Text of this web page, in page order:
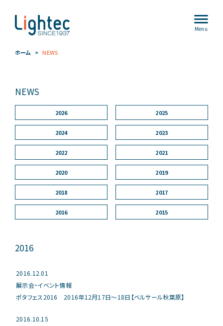
Menu
ホーム NEWS
NEWS
2026 2025
2024 2023
2022 2021
2020 2019
2018 2017
2016 2015
2016
2016.12.01
展示会・イベント情報
ポタフェス2016 2016年12月17日～18日【ベルサール秋葉原】
2016.10.15